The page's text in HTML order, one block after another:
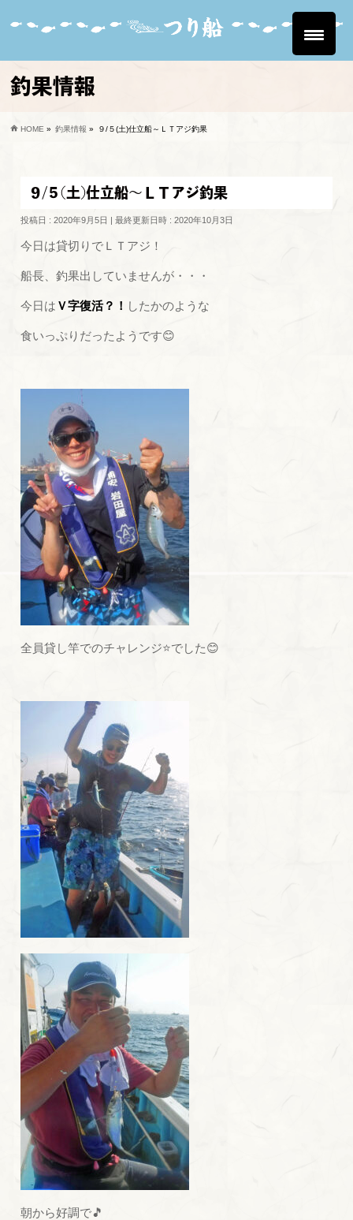
釣果情報
HOME » 釣果情報 » ９/５(土)仕立船～ＬＴアジ釣果
９/５(土)仕立船～ＬＴアジ釣果
投稿日 : 2020年9月5日 最終更新日時 : 2020年10月3日
今日は貸切りでＬＴアジ！
船長、釣果出していませんが・・・
今日は Ｖ字復活？！ したかのような
食いっぷりだったようです😊
全員貸し竿でのチャレンジ⭐でした😊
朝から好調で🎵